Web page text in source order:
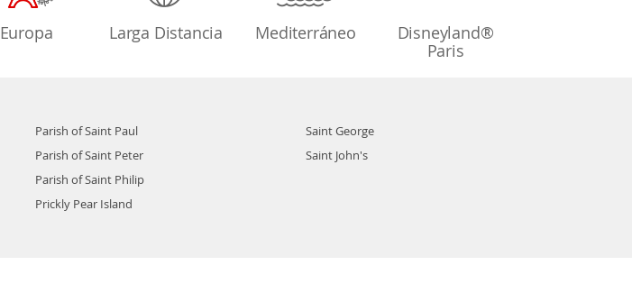
Europa Larga Distancia Mediterráneo
Disneyland®
Paris
Parish of Saint Paul
Parish of Saint Peter
Parish of Saint Philip
Prickly Pear Island
Saint George
Saint John's